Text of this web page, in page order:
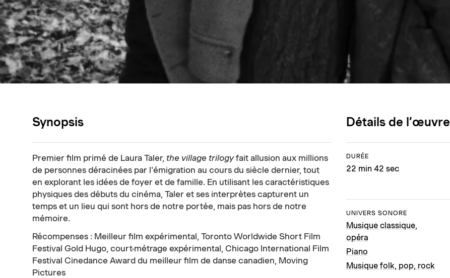
Synopsis
Premier film primé de Laura Taler, the village trilogyfait allusion aux millions
de personnes déracinées par l'émigration au cours du siècle dernier, tout
en explorant les idées de foyer et de famille. En utilisant les caractéristiques
physiques des débuts du cinéma, Taler et ses interprètes capturent un
temps et un lieu qui sont hors de notre portée, mais pas hors de notre
mémoire.
Récompenses : Meilleur film expérimental, Toronto Worldwide Short Film
Festival Gold Hugo, court-métrage expérimental, Chicago International Film
Festival Cinedance Award du meilleur film de danse canadien, Moving
Pictures
Détails de l’œuvre
DURÉE
22 min 42 sec
UNIVERS SONORE
Musique classique,
opéra
Piano
Musique folk, pop, rock